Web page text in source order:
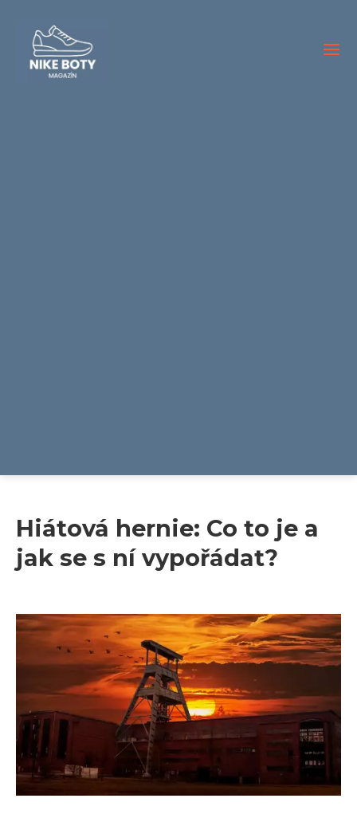
Hiátová hernie: Co to je a
jak se s ní vypořádat?